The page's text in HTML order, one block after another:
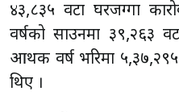
४३,८३५ वटा घरजग्गा
वर्षको साउनमा ३९,२६३
आर्थिक वर्ष भरिमा
थिए ।